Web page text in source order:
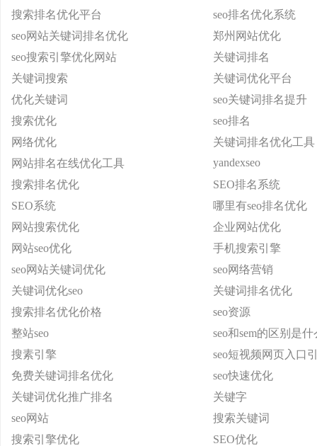
搜索排名优化平台
seo排名优化系统
seo网站关键词排名优化
郑州网站优化
seo搜索引擎优化网站
关键词排名
关键词搜索
关键词优化平台
优化关键词
seo关键词排名提升
搜索优化
seo排名
网络优化
关键词排名优化工具
网站排名在线优化工具
yandexseo
搜索排名优化
SEO排名系统
SEO系统
哪里有seo排名优化
网站搜索优化
企业网站优化
网站seo优化
手机搜索引擎
seo网站关键词优化
seo网络营销
关键词优化seo
关键词排名优化
搜索排名优化价格
seo资源
整站seo
seo和sem的区别是什
搜素引擎
seo短视频网页入口
免费关键词排名优化
seo快速优化
关键词优化推广排名
关键字
seo网站
搜索关键词
搜索引擎优化
SEO优化